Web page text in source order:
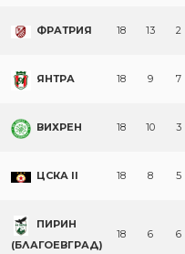
ФРАТРИЯ 18 13 2
ЯНТРА 18 9 7
ВИХРЕН 18 10 3
ЦСКА II 18 8 5
ПИРИН
(БЛАГОЕВГРАД)
18 6 6